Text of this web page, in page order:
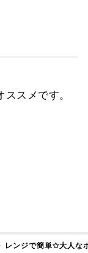
スメです。
レンジで簡単✩大人な